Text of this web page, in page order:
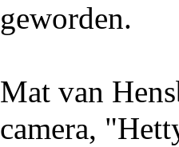
geworden.
Mat van
camera,